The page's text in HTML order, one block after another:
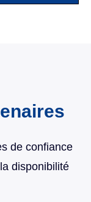
de confiance
disponibilité